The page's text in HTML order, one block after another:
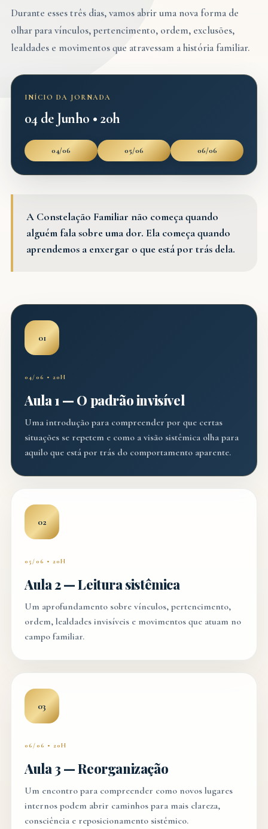
Durante esses três dias, vamos abrir uma nova forma de
olhar para vínculos, pertencimento, ordem, exclusões,
lealdades e movimentos que atravessam a história familiar.
INÍCIO DA JORNADA
04 de Junho • 20h
04/06 05/06 06/06
A Constelação Familiar não começa quando
alguém fala sobre uma dor. Ela começa quando
aprendemos a enxergar o que está por trás dela.
01
04/06 • 20H
Aula 1 — O padrão invisível
Uma introdução para compreender por que certas
situações se repetem e como a visão sistêmica olha para
aquilo que está por trás do comportamento aparente.
02
05/06 • 20H
Aula 2 — Leitura sistêmica
Um aprofundamento sobre vínculos, pertencimento,
ordem, lealdades invisíveis e movimentos que atuam no
campo familiar.
03
06/06 • 20H
Aula 3 — Reorganização
Um encontro para compreender como novos lugares
internos podem abrir caminhos para mais clareza,
consciência e reposicionamento sistêmico.